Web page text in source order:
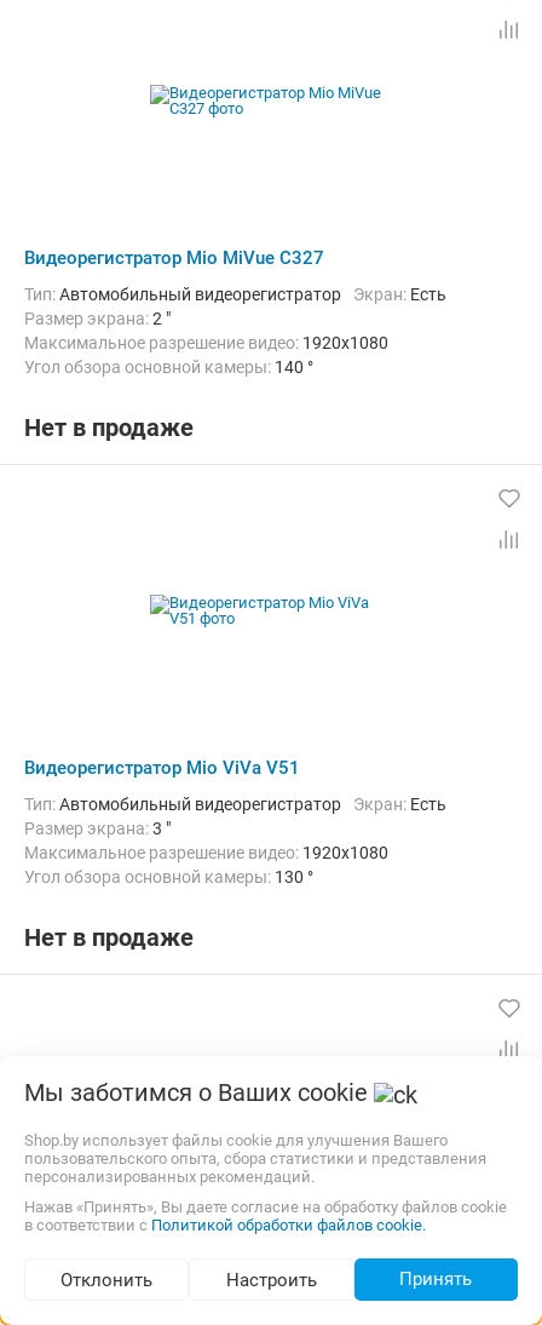
Подбор по параметрам (58)
Видеорегистратор Mio MiVue C327
Тип:Автомобильный видеорегистратор Экран: Есть
Размер экрана:2 "
Максимальное разрешение видео: 1920x1080
Угол обзора основной камеры: 140 °
Дополнительно:
Нет в продаже
Видеорегистратор Mio ViVa V51
Тип:Автомобильный видеорегистратор Экран: Есть
Размер экрана:3 "
Максимальное разрешение видео: 1920x1080
Угол обзора основной камеры: 130 °
Дополнительно:
Нет в продаже
Видеорегистратор Mio MiVue C335
Мы заботимся о Ваших cookie
Shop.by использует файлы cookie для улучшения Вашего
пользовательского опыта, сбора статистики и представления
персонализированных рекомендаций.
Нажав «Принять», Вы даете согласие на обработку файлов cookie
в соответствии с Политикой обработки файлов cookie.
Отклонить Настроить Принять